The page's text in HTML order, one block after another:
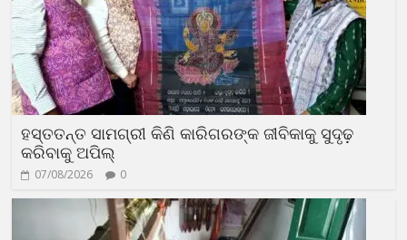
ହସ୍ତତନ୍ତ ସାମଗ୍ରୀ କିଣି କାରିଗରଙ୍କ ଜୀବିକାକୁ ସୁଦୃଢ଼
କରିବାକୁ ଅପିଲ୍
07/08/2026 0